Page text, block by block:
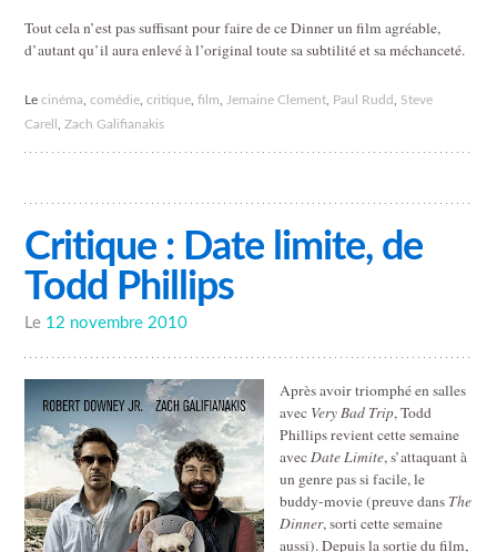
Tout cela n’est pas suffisant pour faire de ce Dinner un film agréable,
d’autant qu’il aura enlevé à l’original toute sa subtilité et sa méchanceté.
Lecinéma ,comédie ,critique ,film Jemaine Clement Paul Rudd
Steve
Carell
,Zach Galifianakis
Critique : Date limite, de
Todd Phillips
Le 12 novembre 2010
Après avoir triomphé en salles
avec Very Bad Trip, Todd
Phillips revient cette semaine
avecDate Limite, s’attaquant à
un genre pas si facile, le
buddy-movie (preuve dans The
Dinner, sorti cette semaine
aussi). Depuis la sortie du film,